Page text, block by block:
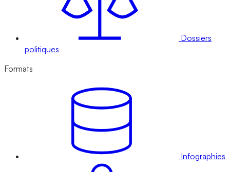
Dossiers
politiques
Formats
Infographies